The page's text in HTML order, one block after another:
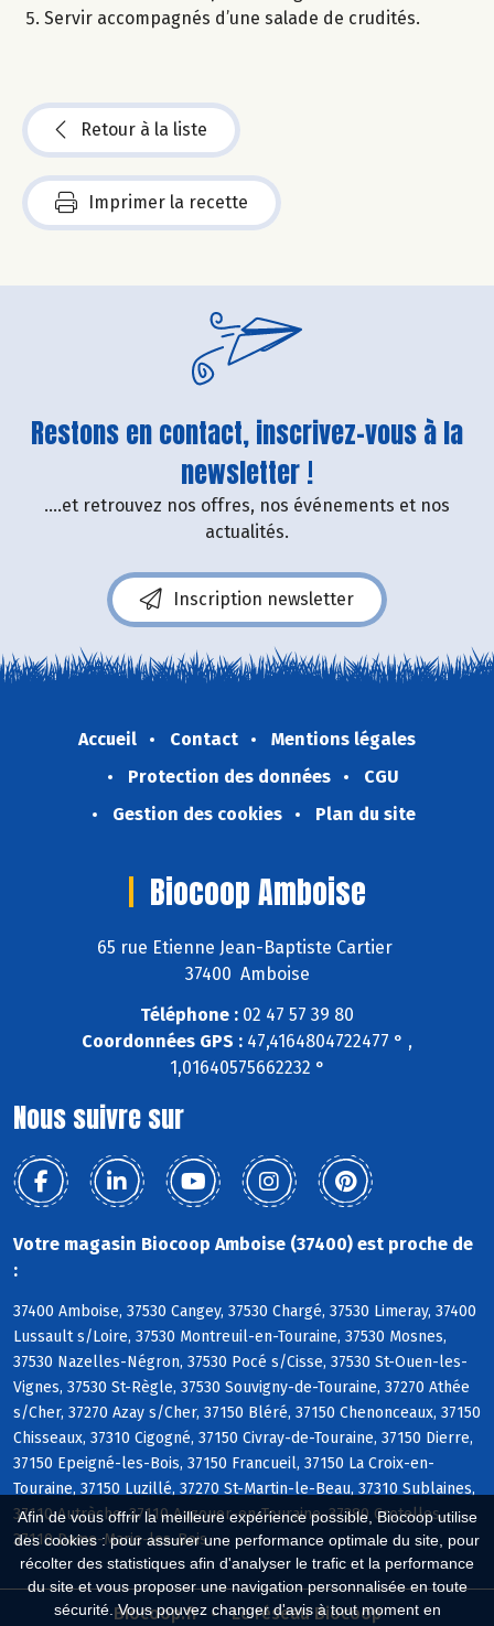
Afin de vous offrir la meilleure expérience possible, Biocoop utilise
des cookies : pour assurer une performance optimale du site, pour
récolter des statistiques afin d'analyser le trafic et la performance
du site et vous proposer une navigation personnalisée en toute
sécurité. Vous pouvez changer d'avis à tout moment en
Servir accompagnés d’une salade de crudités.
Retour à la liste
Imprimer la recette
Restons en contact, inscrivez-vous à la
newsletter !
....et retrouvez nos offres, nos événements et nos
actualités.
Inscription newsletter
Accueil Contact
Mentions légales
Protection des données
CGU
Gestion des cookies
Plan du site
Biocoop Amboise
65 rue Etienne Jean-Baptiste Cartier
37400 Amboise
Téléphone : 02 47 57 39 80
Coordonnées GPS : 47,4164804722477 ° ,
1,01640575662232 °
Nous suivre sur
Votre magasin Biocoop Amboise (37400) est proche de
:
37400 Amboise, 37530 Cangey, 37530 Chargé, 37530 Limeray, 37400
Lussault s/Loire, 37530 Montreuil-en-Touraine, 37530 Mosnes,
37530 Nazelles-Négron, 37530 Pocé s/Cisse, 37530 St-Ouen-les-
Vignes, 37530 St-Règle, 37530 Souvigny-de-Touraine, 37270 Athée
s/Cher, 37270 Azay s/Cher, 37150 Bléré, 37150 Chenonceaux, 37150
Chisseaux, 37310 Cigogné, 37150 Civray-de-Touraine, 37150 Dierre,
37150 Epeigné-les-Bois, 37150 Francueil, 37150 La Croix-en-
Touraine, 37150 Luzillé, 37270 St-Martin-le-Beau, 37310 Sublaines,
37110 Autrèche, 37110 Auzouer-en-Touraine, 37380 Crotelles,
37110 Dame-Marie-les-Bois
Biocoop.fr Le réseau Biocoop